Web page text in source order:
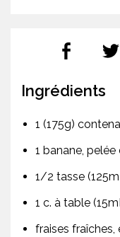
Ingrédients
1 (175g)
1 banane,
1/2 tasse
1 c. à table
fraises fraîches,